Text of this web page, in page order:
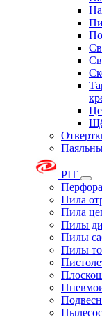
PIT
Пила
Пила
Пилы
Пилы
Пилы